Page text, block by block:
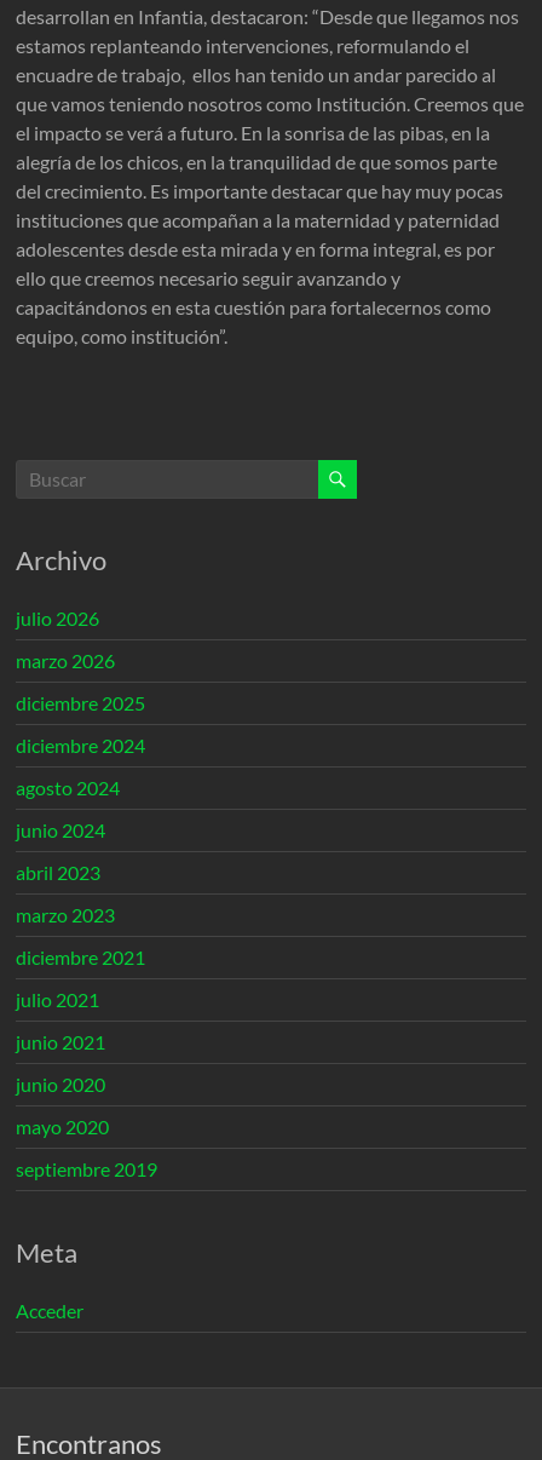
desarrollan en Infantia, destacaron: “Desde que llegamos nos
estamos replanteando intervenciones, reformulando el
encuadre de trabajo, ellos han tenido un andar parecido al
que vamos teniendo nosotros como Institución. Creemos que
el impacto se verá a futuro. En la sonrisa de las pibas, en la
alegría de los chicos, en la tranquilidad de que somos parte
del crecimiento. Es importante destacar que hay muy pocas
instituciones que acompañan a la maternidad y paternidad
adolescentes desde esta mirada y en forma integral, es por
ello que creemos necesario seguir avanzando y
capacitándonos en esta cuestión para fortalecernos como
equipo, como institución”.
Archivo
julio 2026
marzo 2026
diciembre 2025
diciembre 2024
agosto 2024
junio 2024
abril 2023
marzo 2023
diciembre 2021
julio 2021
junio 2021
junio 2020
mayo 2020
septiembre 2019
Meta
Acceder
Encontranos